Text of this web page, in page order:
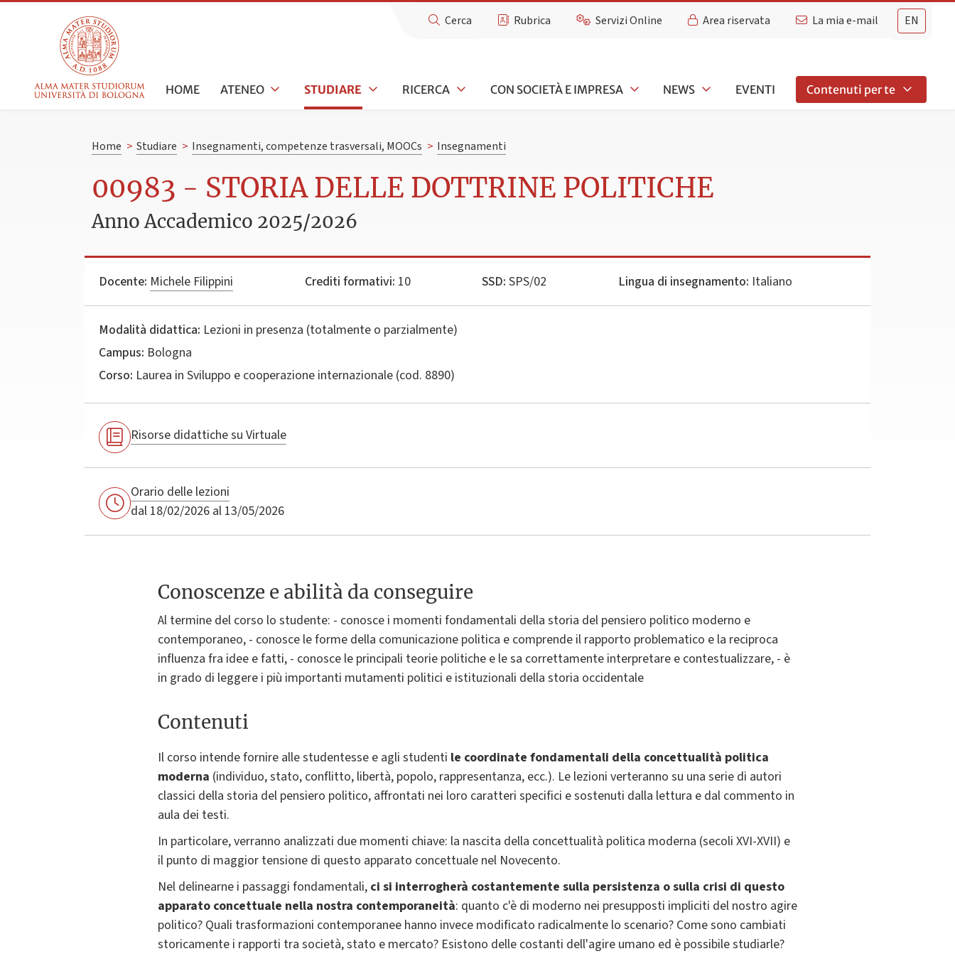
EN
Cerca Rubrica Servizi Online Area riservata La mia e-mail
HOME ATENEO STUDIARE RICERCA CON SOCIETÀ E IMPRESA NEWS EVENTI Contenuti per te
Home > Studiare > Insegnamenti, competenze trasversali, MOOCs > Insegnamenti
00983 - STORIA DELLE DOTTRINE POLITICHE
Anno Accademico 2025/2026
Docente: Michele Filippini Crediti formativi: 10 SSD: SPS/02 Lingua di insegnamento: Italiano
Modalità didattica: Lezioni in presenza (totalmente o parzialmente)
Campus: Bologna
Corso: Laurea in Sviluppo e cooperazione internazionale (cod. 8890)
Risorse didattiche su Virtuale
Orario delle lezioni
dal 18/02/2026 al 13/05/2026
Conoscenze e abilità da conseguire
Al termine del corso lo studente: - conosce i momenti fondamentali della storia del pensiero politico moderno e
contemporaneo, - conosce le forme della comunicazione politica e comprende il rapporto problematico e la reciproca
influenza fra idee e fatti, - conosce le principali teorie politiche e le sa correttamente interpretare e contestualizzare, - è
in grado di leggere i più importanti mutamenti politici e istituzionali della storia occidentale
Contenuti
Il corso intende fornire alle studentesse e agli studenti le coordinate fondamentali della concettualità politica
moderna (individuo, stato, conflitto, libertà, popolo, rappresentanza, ecc.). Le lezioni verteranno su una serie di autori
classici della storia del pensiero politico, affrontati nei loro caratteri specifici e sostenuti dalla lettura e dal commento in
aula dei testi.
In particolare, verranno analizzati due momenti chiave: la nascita della concettualità politica moderna (secoli XVI-XVII) e
il punto di maggior tensione di questo apparato concettuale nel Novecento.
Nel delinearne i passaggi fondamentali, ci si interrogherà costantemente sulla persistenza o sulla crisi di questo
apparato concettuale nella nostra contemporaneità: quanto c'è di moderno nei presupposti impliciti del nostro agire
politico? Quali trasformazioni contemporanee hanno invece modificato radicalmente lo scenario? Come sono cambiati
storicamente i rapporti tra società, stato e mercato? Esistono delle costanti dell'agire umano ed è possibile studiarle?